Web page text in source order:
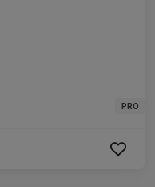
PRO